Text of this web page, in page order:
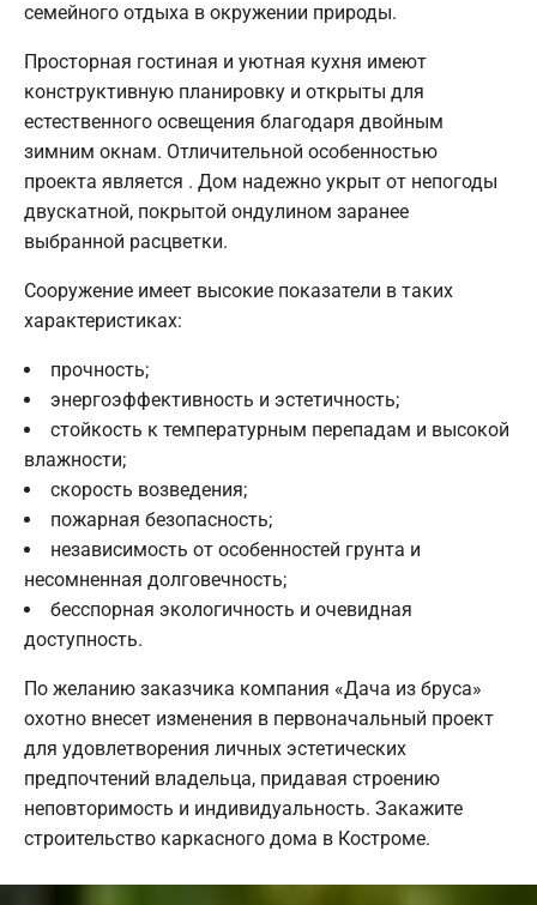
семейного отдыха в окружении природы.
Просторная гостиная и уютная кухня имеют
конструктивную планировку и открыты для
естественного освещения благодаря двойным
зимним окнам. Отличительной особенностью
проекта является . Дом надежно укрыт от непогоды
двускатной, покрытой ондулином заранее
выбранной расцветки.
Сооружение имеет высокие показатели в таких
характеристиках:
прочность;
энергоэффективность и эстетичность;
стойкость к температурным перепадам и высокой
влажности;
скорость возведения;
пожарная безопасность;
независимость от особенностей грунта и
несомненная долговечность;
бесспорная экологичность и очевидная
доступность.
По желанию заказчика компания «Дача из бруса»
охотно внесет изменения в первоначальный проект
для удовлетворения личных эстетических
предпочтений владельца, придавая строению
неповторимость и индивидуальность. Закажите
строительство каркасного дома в Костроме.